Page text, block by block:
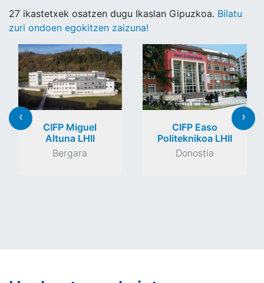
27 ikastetxek osatzen dugu Ikaslan Gipuzkoa. Bilatu
zuri ondoen egokitzen zaizuna!
CIFP Miguel
Altuna LHII
Bergara
CIFP Easo
Politeknikoa LHII
Donostia
‹ ›